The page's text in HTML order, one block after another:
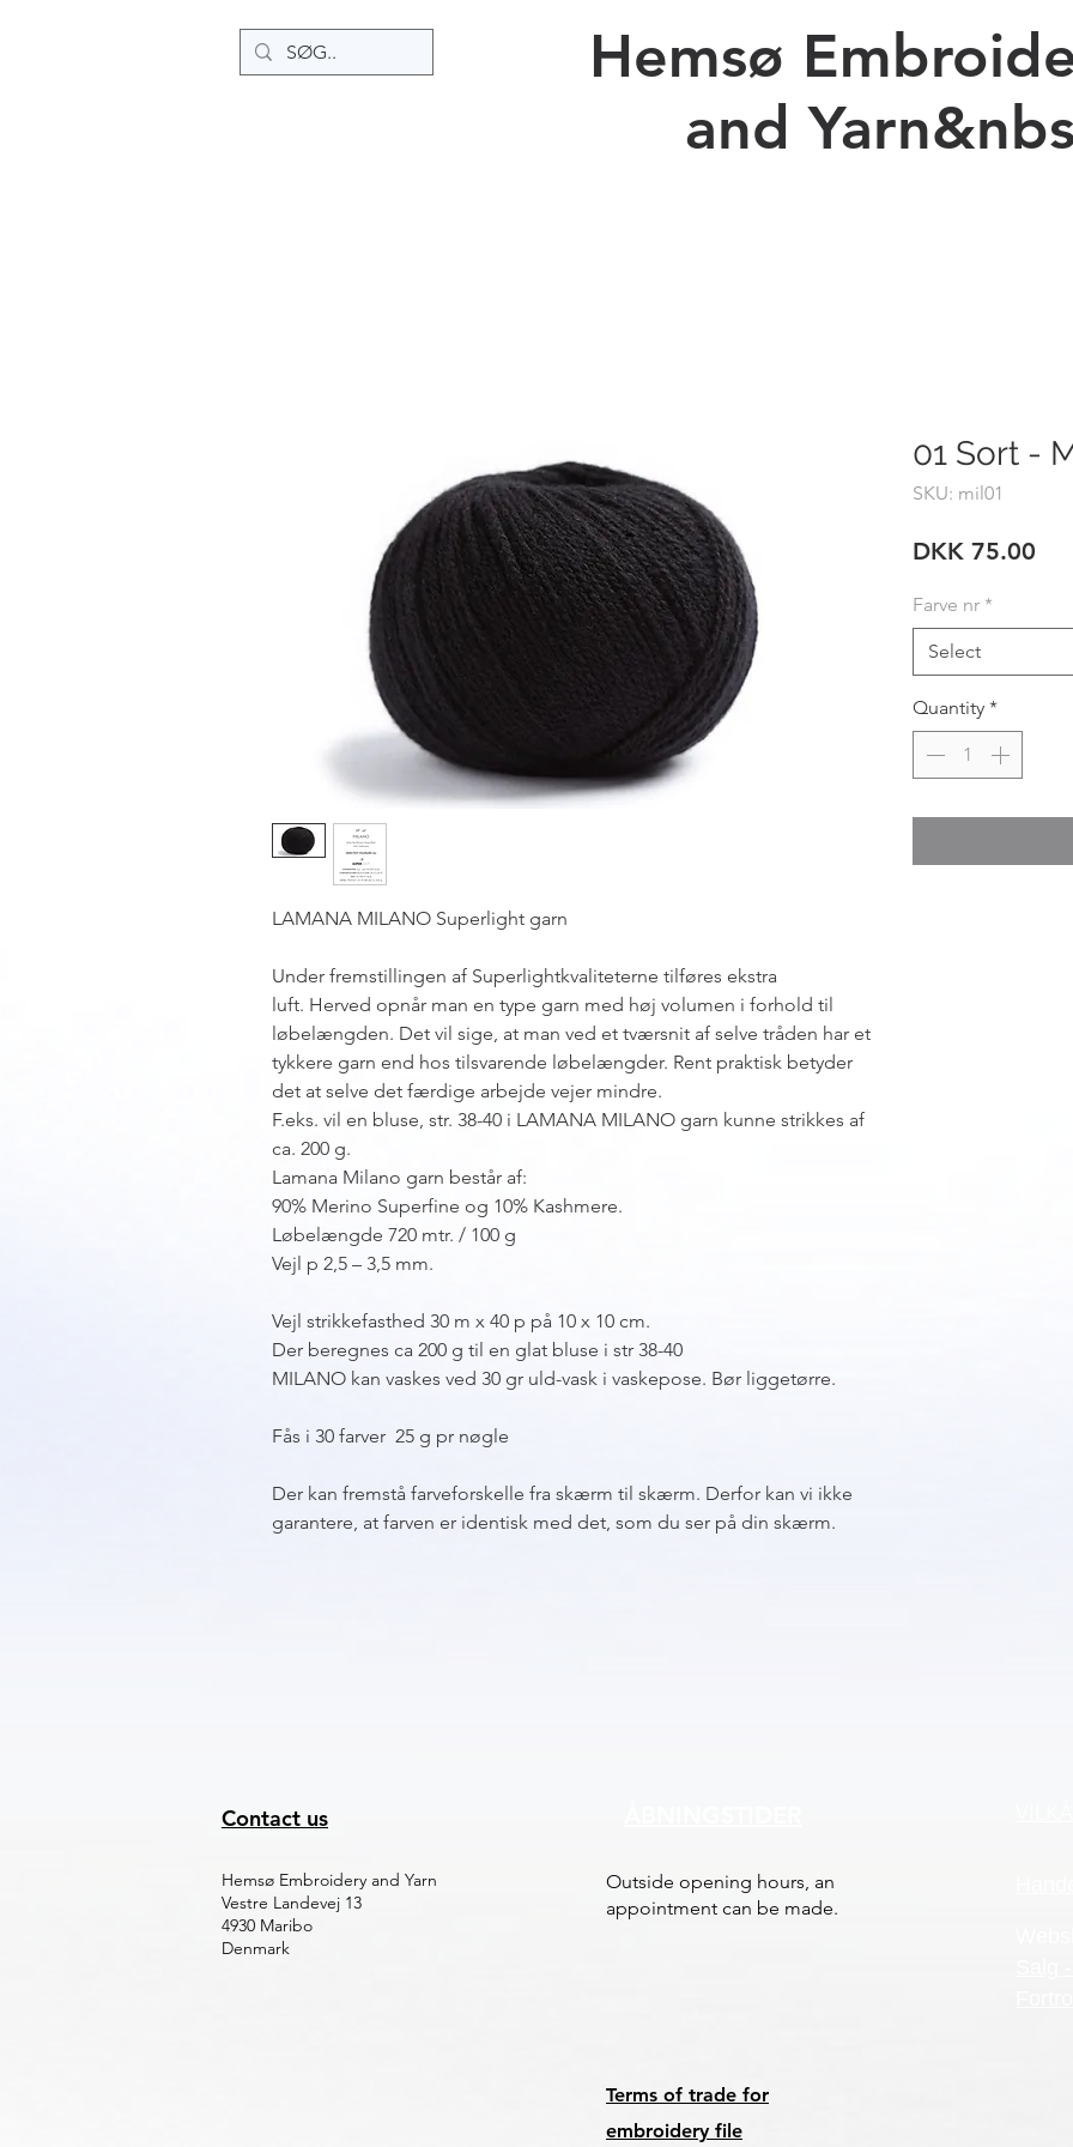
Hemsø
and
LAMANA MILANO Superlight garn
Under fremstillingen af Superlightkvaliteterne tilføres ekstra
luft. Herved opnår man en type garn med høj volumen i forhold til
løbelængden. Det vil sige, at man ved et tværsnit af selve tråden har et
tykkere garn end hos tilsvarende løbelængder. Rent praktisk betyder
det at selve det færdige arbejde vejer mindre.
F.eks. vil en bluse, str. 38-40 i LAMANA MILANO garn kunne strikkes af
ca. 200 g.
Lamana Milano garn består af:
90% Merino Superfine og 10% Kashmere.
Løbelængde 720 mtr. / 100 g
Vejl p 2,5 – 3,5 mm.
Vejl strikkefasthed 30 m x 40 p på 10 x 10 cm.
Der beregnes ca 200 g til en glat bluse i str 38-40
MILANO kan vaskes ved 30 gr uld-vask i vaskepose. Bør liggetørre.
Fås i 30 farver 25 g pr nøgle
Der kan fremstå farveforskelle fra skærm til skærm. Derfor kan vi ikke
garantere, at farven er identisk med det, som du ser på din skærm.
01 Sort -
SKU: mil01
DKK 75.00
Farve nr *
Select
Quantity *
Contact us
Hemsø Embroidery and Yarn
Vestre Landevej 13
4930 Maribo
Denmark
Outside opening hours, an
appointment can be made.
Terms of trade for
embroidery file